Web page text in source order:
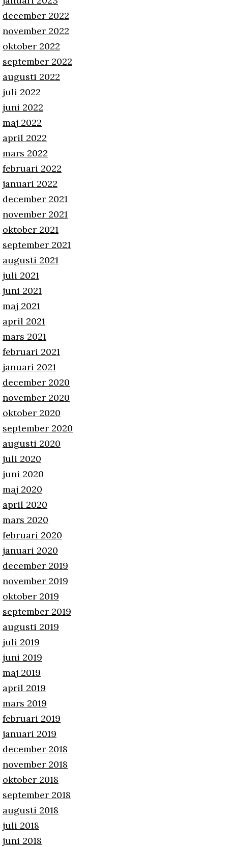
december 2022
november 2022
oktober 2022
september 2022
augusti 2022
juli 2022
juni 2022
maj 2022
april 2022
mars 2022
februari 2022
januari 2022
december 2021
november 2021
oktober 2021
september 2021
augusti 2021
juli 2021
juni 2021
maj 2021
april 2021
mars 2021
februari 2021
januari 2021
december 2020
november 2020
oktober 2020
september 2020
augusti 2020
juli 2020
juni 2020
maj 2020
april 2020
mars 2020
februari 2020
januari 2020
december 2019
november 2019
oktober 2019
september 2019
augusti 2019
juli 2019
juni 2019
maj 2019
april 2019
mars 2019
februari 2019
januari 2019
december 2018
november 2018
oktober 2018
september 2018
augusti 2018
juli 2018
juni 2018